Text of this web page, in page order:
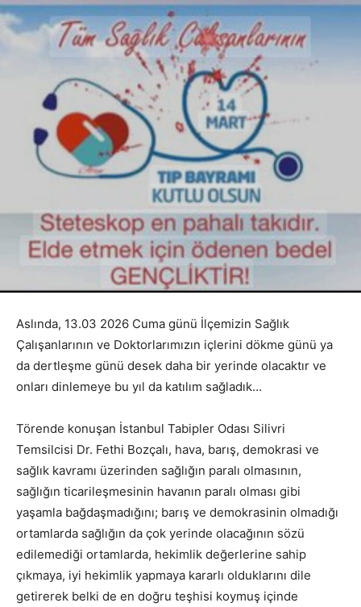
Aslında, 13.03 2026 Cuma günü İlçemizin Sağlık
Çalışanlarının ve Doktorlarımızın içlerini dökme günü ya
da dertleşme günü desek daha bir yerinde olacaktır ve
onları dinlemeye bu yıl da katılım sağladık…
Törende konuşan İstanbul Tabipler Odası Silivri
Temsilcisi Dr. Fethi Bozçalı, hava, barış, demokrasi ve
sağlık kavramı üzerinden sağlığın paralı olmasının,
sağlığın ticarileşmesinin havanın paralı olması gibi
yaşamla bağdaşmadığını; barış ve demokrasinin olmadığı
ortamlarda sağlığın da çok yerinde olacağının sözü
edilemediği ortamlarda, hekimlik değerlerine sahip
çıkmaya, iyi hekimlik yapmaya kararlı olduklarını dile
getirerek belki de en doğru teşhisi koymuş içinde